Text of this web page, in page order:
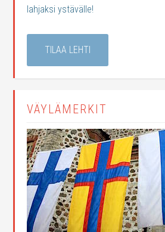
lahjaksi ystävälle!
TILAA LEHTI
VÄYLÄMERKIT